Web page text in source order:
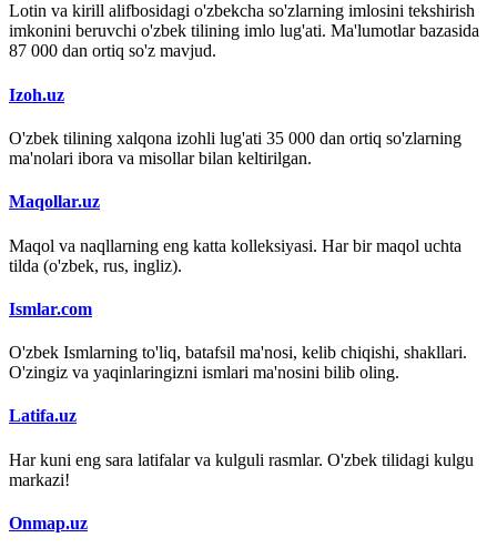
Lotin va kirill alifbosidagi o'zbekcha so'zlarning imlosini tekshirish
imkonini beruvchi o'zbek tilining imlo lug'ati. Ma'lumotlar bazasida
87 000 dan ortiq so'z mavjud.
Izoh.uz
O'zbek tilining xalqona izohli lug'ati 35 000 dan ortiq so'zlarning
ma'nolari ibora va misollar bilan keltirilgan.
Maqollar.uz
Maqol va naqllarning eng katta kolleksiyasi. Har bir maqol uchta
tilda (o'zbek, rus, ingliz).
Ismlar.com
O'zbek Ismlarning to'liq, batafsil ma'nosi, kelib chiqishi, shakllari.
O'zingiz va yaqinlaringizni ismlari ma'nosini bilib oling.
Latifa.uz
Har kuni eng sara latifalar va kulguli rasmlar. O'zbek tilidagi kulgu
markazi!
Onmap.uz